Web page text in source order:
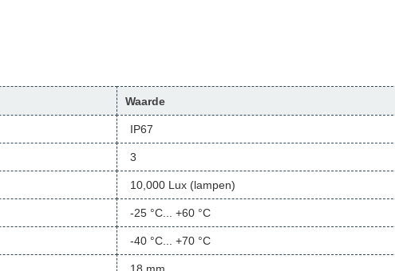
Waarde
IP67
3
10,000 Lux (lampen)
-25 °C... +60 °C
-40 °C... +70 °C